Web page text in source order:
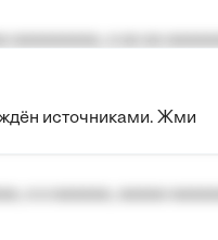
aaa, a aaaaaaaaaa,
источниками. Жми